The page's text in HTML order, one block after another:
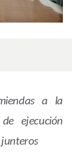
a la
ejecución
junteros